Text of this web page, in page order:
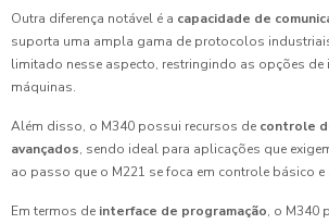
Outra diferença notável é a capacidade de
suporta uma ampla gama de protocolos
limitado nesse aspecto, restringindo as opções de
máquinas.
Além disso, o M340 possui recursos de controle
avançados, sendo ideal para aplicações que
ao passo que o M221 se foca em controle básico
Em termos de interface de programação, o M340